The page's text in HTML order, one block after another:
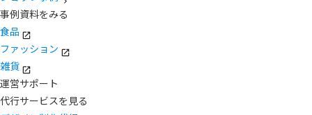
事例資料をみる
食品
ファッション
雑貨
運営サポート
代行サービスを見る